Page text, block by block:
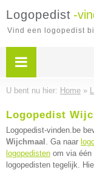
Logopedist -
Vind een logopedist
U bent nu hier: Home »
Logopedist
Logopedist-vinden.be
Wijchmaal . Ga naar
logopedisten om via één
logopedisten tegelijk.